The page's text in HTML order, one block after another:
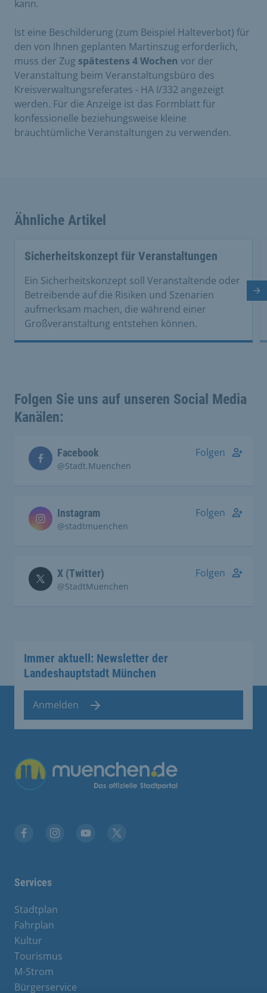
kann.
Ist eine Beschilderung (zum Beispiel Halteverbot) für
den von Ihnen geplanten Martinszug erforderlich,
muss der Zug spätestens 4 Wochen vor der
Veranstaltung beim Veranstaltungsbüro des
Kreisverwaltungsreferates - HA I/332 angezeigt
werden. Für die Anzeige ist das Formblatt für
konfessionelle beziehungsweise kleine
brauchtümliche Veranstaltungen zu verwenden.
Ähnliche Artikel
Sicherheitskonzept für Veranstaltungen
Ein Sicherheitskonzept soll Veranstaltende oder
Betreibende auf die Risiken und Szenarien
aufmerksam machen, die während einer
Großveranstaltung entstehen können.
Folgen Sie uns auf unseren Social Media
Kanälen:
Facebook
@Stadt.Muenchen
Folgen
Instagram
@stadtmuenchen
Folgen
X (Twitter)
@StadtMuenchen
Folgen
Immer aktuell: Newsletter der
Landeshauptstadt München
Anmelden
Services
Stadtplan
Fahrplan
Kultur
Tourismus
M-Strom
Bürgerservice